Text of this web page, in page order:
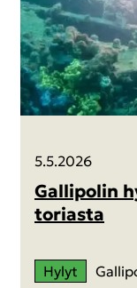
5.5.2026
Gal­li­po­lin
to­rias­ta
Hylyt